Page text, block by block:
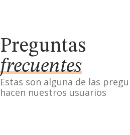
Preguntas
frecuentes
Estas son alguna de las
hacen nuestros usuarios